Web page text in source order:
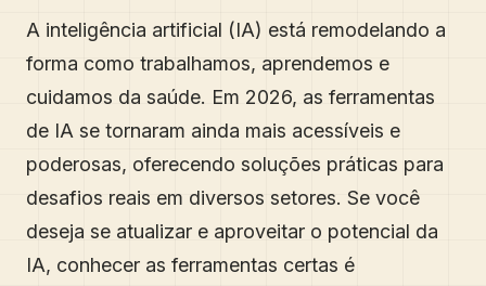
A inteligência artificial (IA) está remodelando a
forma como trabalhamos, aprendemos e
cuidamos da saúde. Em 2026, as ferramentas
de IA se tornaram ainda mais acessíveis e
poderosas, oferecendo soluções práticas para
desafios reais em diversos setores. Se você
deseja se atualizar e aproveitar o potencial da
IA, conhecer as ferramentas certas é